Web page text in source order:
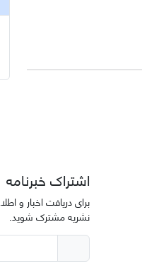
اشتراک خبرنامه
برای دریافت اخبار و
نشریه مشترک شوید.